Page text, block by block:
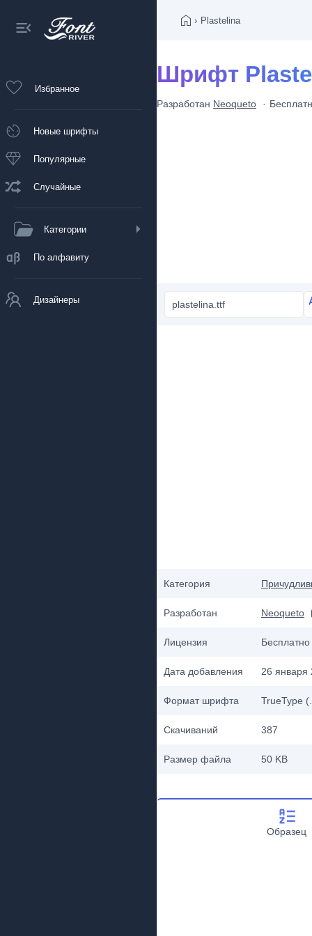
Избранное
Новые шрифты
Популярные
Случайные
Категории
По алфавиту
Дизайнеры
› Plastelina
Шрифт
Разработан Neoqueto
plastelina.ttf
Категория
Разработан Neoqueto
Лицензия Бесплатно
Дата добавления 26 января
Формат шрифта TrueType
Скачиваний 387
Размер файла 50 KB
Образец